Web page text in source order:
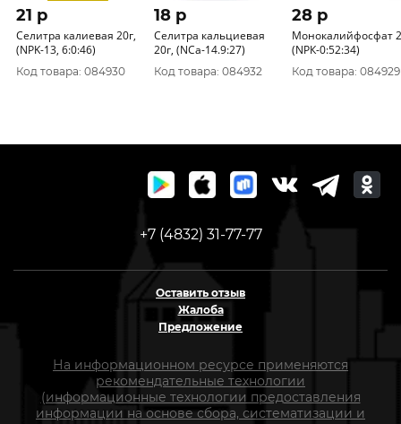
21 p
Селитра калиевая 20г,
(NРK-13, 6:0:46)
Код товара: 084930
18 p
Селитра кальциевая
20г, (NСа-14.9:27)
Код товара: 084932
28 p
Монокалийфосфат
(NРК-0:52:34)
Код товара: 084929
+7 (4832) 31-77-77
Оставить отзыв
Жалоба
Предложение
На информационном ресурсе применяются
рекомендательные технологии
(информационные технологии предоставления
информации на основе сбора, систематизации и